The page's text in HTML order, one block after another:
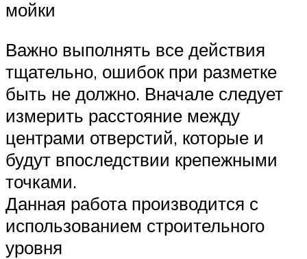
мойки
Важно выполнять все действия
тщательно, ошибок при разметке
быть не должно. Вначале следует
измерить расстояние между
центрами отверстий, которые и
будут впоследствии крепежными
точками.
Данная работа производится с
использованием строительного
уровня